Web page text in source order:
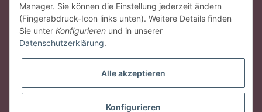
Vertrag widerrufen
Manager. Sie können die Einstellung jederzeit ändern
(Fingerabdruck-Icon links unten). Weitere Details finden
Sie unter Konfigurieren und in unserer
Datenschutzerklärung.
Alle akzeptieren
Konfigurieren